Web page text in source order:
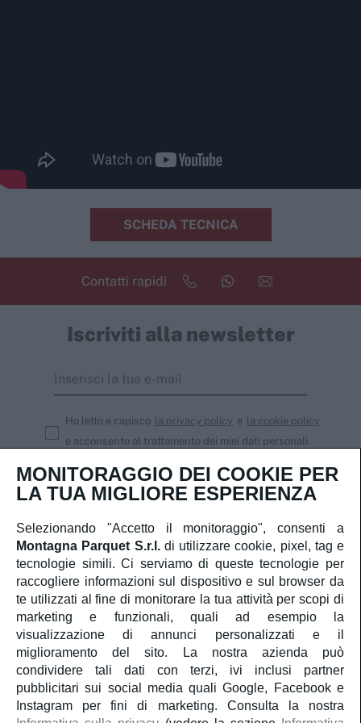
SCHEDA TECNICA
Contatti rapidi
Iscriviti alla newsletter
Ho letto e capisco la privacy policy e la cookie policy
e acconsento al trattamento dei miei dati personali.
Iscriviti
Servizio Clienti
Account
Servizi
Guida al parquet
MONITORAGGIO DEI COOKIE PER
LA TUA MIGLIORE ESPERIENZA
Selezionando "Accetto il monitoraggio", consenti a
Montagna Parquet S.r.l. di utilizzare cookie, pixel, tag e
tecnologie simili. Ci serviamo di queste tecnologie per
raccogliere informazioni sul dispositivo e sul browser da
te utilizzati al fine di monitorare la tua attività per scopi di
marketing e funzionali, quali ad esempio la
visualizzazione di annunci personalizzati e il
miglioramento del sito. La nostra azienda può
condividere tali dati con terzi, ivi inclusi partner
pubblicitari sui social media quali Google, Facebook e
Instagram per fini di marketing. Consulta la nostra